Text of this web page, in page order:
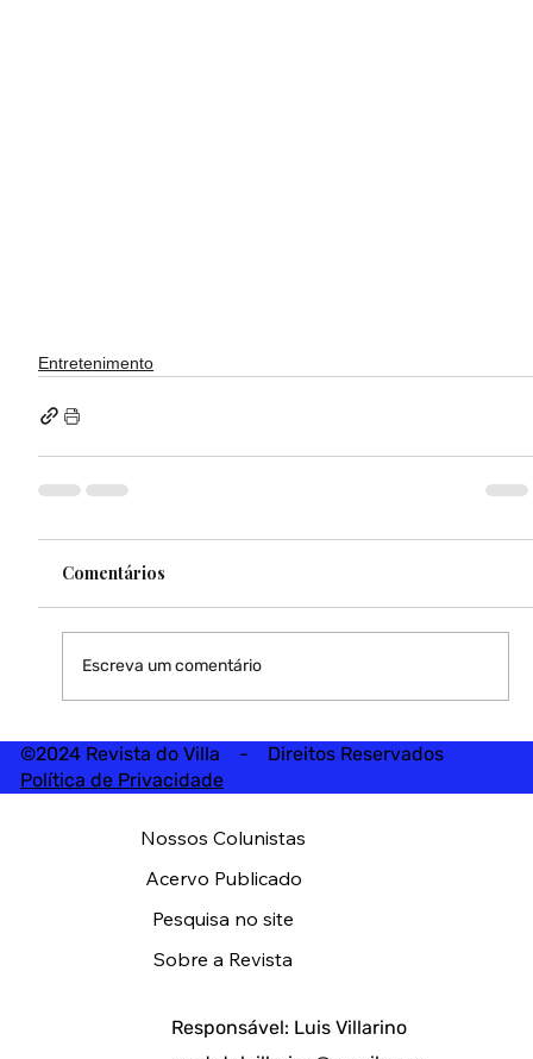
Entretenimento
Comentários
Escreva um comentário
©2024 Revista do Villa - Direitos Reservados
Política de Privacidade
Responsável: Luis Villarino
Nossos Colunistas
Acervo Publicado
Pesquisa no site
Sobre a Revista